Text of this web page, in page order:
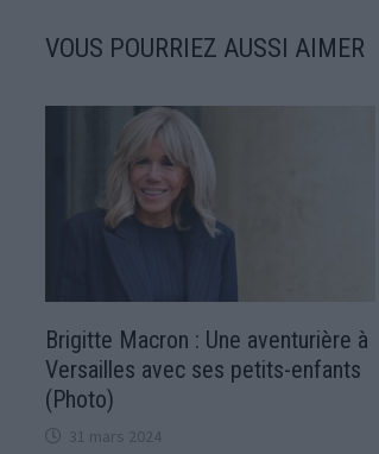
VOUS POURRIEZ AUSSI AIMER
Brigitte Macron : Une aventurière à
Versailles avec ses petits-enfants
(Photo)
31 mars 2024